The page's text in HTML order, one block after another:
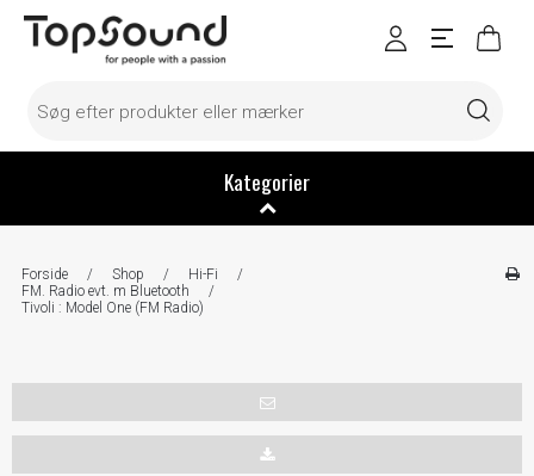
Kategorier
Forside / Shop / Hi-Fi
/
FM. Radio evt. m Bluetooth
/
Tivoli : Model One (FM Radio)